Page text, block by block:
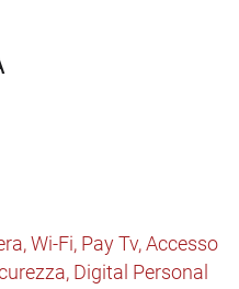
Wi-Fi, Pay Tv, Accesso
Digital Personal